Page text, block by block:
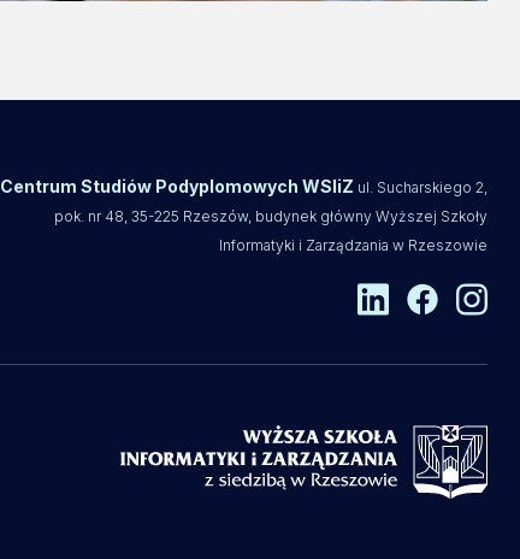
Centrum Studiów Podyplomowych WSIiZ ul. Sucharskiego 2,
pok. nr 48, 35-225 Rzeszów, budynek główny Wyższej Szkoły
Informatyki i Zarządzania w Rzeszowie